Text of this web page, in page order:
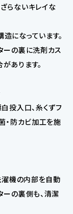
らないキレイな
になっています。
ーの裏に洗剤カス
あります。
投入口、糸くずフ
・防カビ加工を施
濯機の内部を自動
ーの裏側も、清潔